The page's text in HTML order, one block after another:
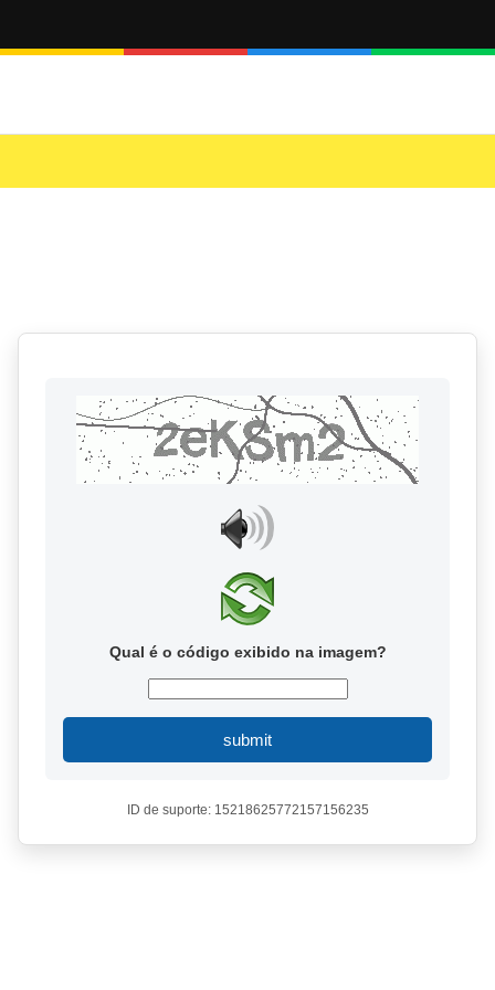
Qual é o código exibido na imagem?
submit
ID de suporte: 15218625772157156235